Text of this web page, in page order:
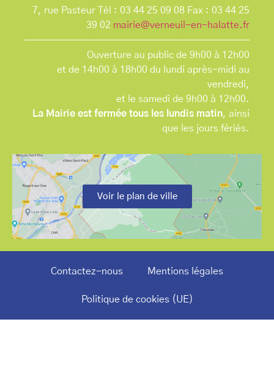
7, rue Pasteur Tél : 03 44 25 09 08 Fax : 03 44 25
39 02 mairie@verneuil-en-halatte.fr
Ouverture au public de 9h00 à 12h00
et de 14h00 à 18h00 du lundi après-midi au
vendredi,
et le samedi de 9h00 à 12h00.
La Mairie est fermée tous les lundis matin, ainsi
que les jours fériés.
Voir le plan de ville
Contactez-nous Mentions légales
Politique de cookies (UE)